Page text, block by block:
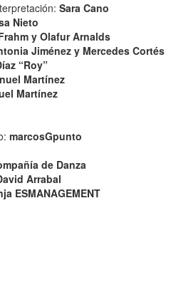
Sara Cano
Nieto
y Olafur Arnalds
Jiménez y Mercedes Cortés
“Roy”
Martínez
Martínez
marcosGpunto
de Danza
Arrabal
ESMANAGEMENT